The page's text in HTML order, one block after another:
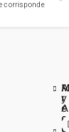
corrisponde
A
r
e
a
L
y
A
c
c